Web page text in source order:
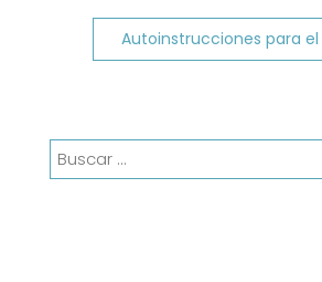
entradas
Autoinstrucciones para